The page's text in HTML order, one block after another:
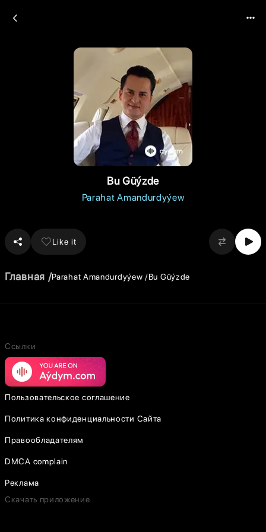
Bu Güýzde
Parahat Amandurdyýew
Like it
Главная Parahat Amandurdyýew Bu Güýzde
Ссылки
Пользовательское соглашение
Политика конфиденциальности Сайта
Правообладателям
DMCA complain
Реклама
Скачать приложение